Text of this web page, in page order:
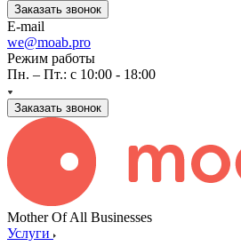
Заказать звонок
E-mail
we@moab.pro
Режим работы
Пн. – Пт.: с 10:00 - 18:00
Заказать звонок
Mother Of All Businesses
Услуги